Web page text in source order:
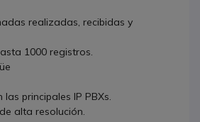
realizadas, recibidas y
1000 registros.
principales IP PBXs.
alta resolución.